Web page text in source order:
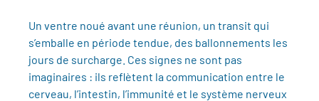
Un ventre noué avant une réunion, un transit qui
s’emballe en période tendue, des ballonnements les
jours de surcharge. Ces signes ne sont pas
imaginaires : ils reflètent la communication entre le
cerveau, l’intestin, l’immunité et le système nerveux